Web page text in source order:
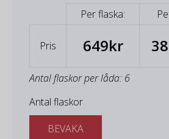
Per flaska:
Pris 649kr
Antal flaskor per låda: 6
Antal flaskor
BEVAKA